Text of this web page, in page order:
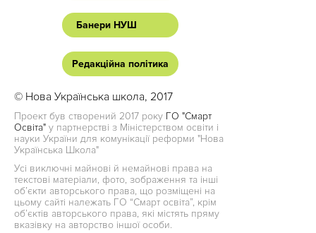
Банери НУШ
Редакційна політика
© Нова Українська школа, 2017
Проект був створений 2017 року ГО "Смарт
Освіта" у партнерстві з Міністерством освіти і
науки України для комунікації реформи "Нова
Українська Школа"
Усі виключні майнові й немайнові права на
текстові матеріали, фото, зображення та інші
об’єкти авторського права, що розміщені на
цьому сайті належать ГО “Смарт освіта”, крім
об’єктів авторського права, які містять пряму
вказівку на авторство іншої особи.